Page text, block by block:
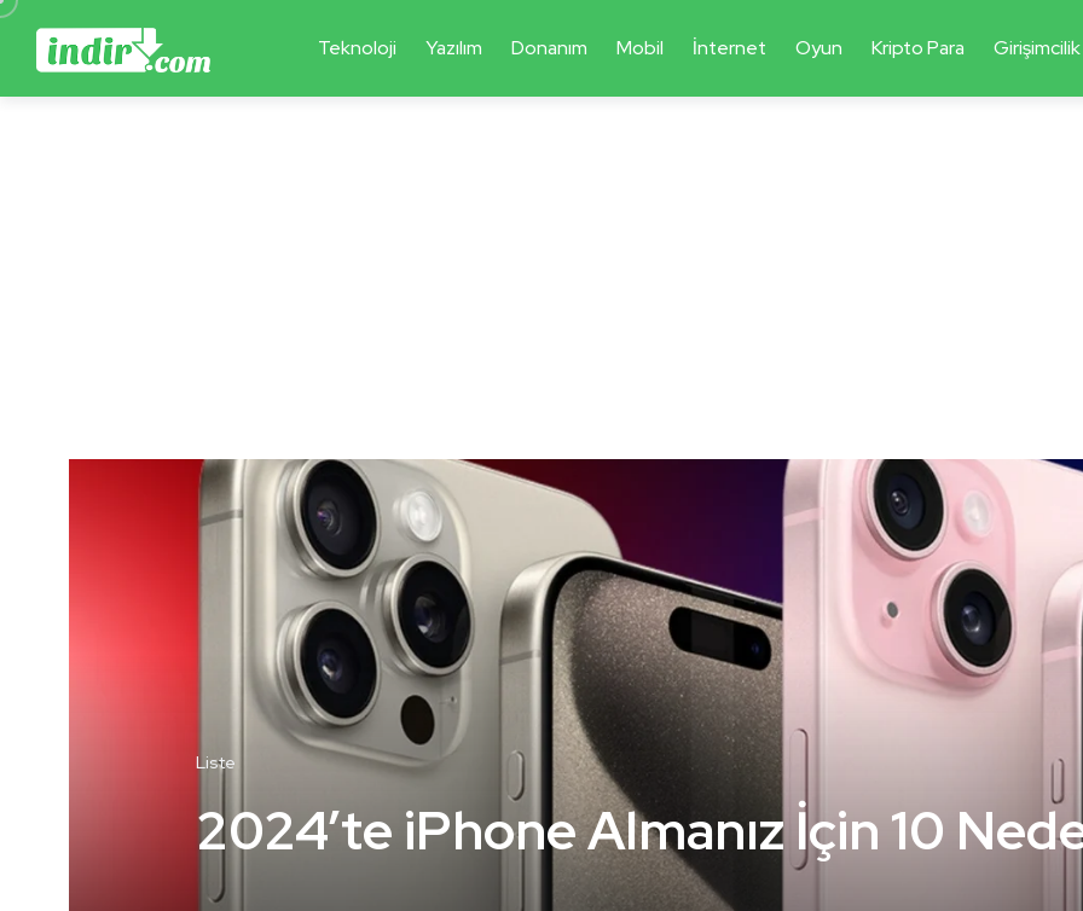
Teknoloji Yazılım Donanım Mobil İnternet Oyun Kripto Para Girişimcilik
Liste
2024’te iPhone Almanız İçin 10